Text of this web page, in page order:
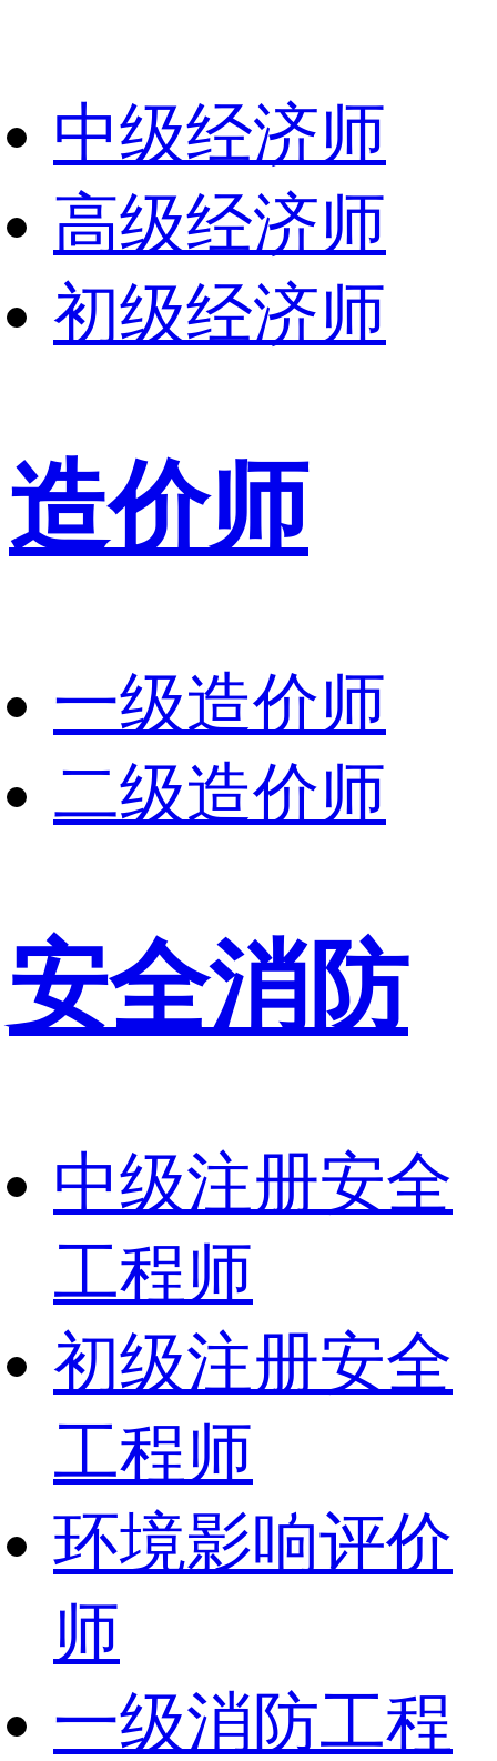
中级经济师
高级经济师
初级经济师
造价师
一级造价师
二级造价师
安全消防
中级注册安全
工程师
初级注册安全
工程师
环境影响评价
师
一级消防工程